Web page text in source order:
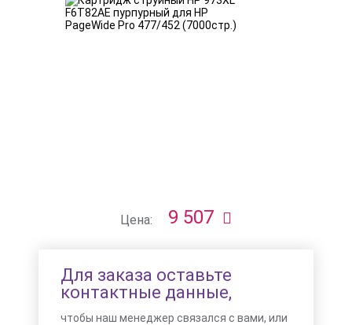
Цена: 9 507
Для заказа оставьте
контактные данные,
чтобы наш менеджер связался с вами, или